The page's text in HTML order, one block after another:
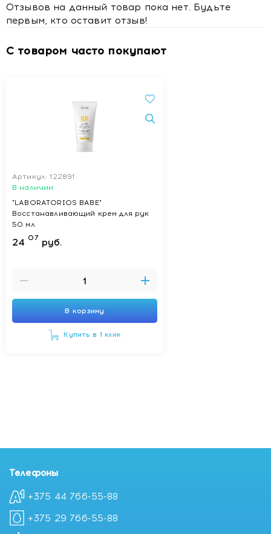
Отзывов на данный товар пока нет. Будьте
первым, кто оставит отзыв!
С товаром часто покупают
Артикул: 122891
В наличии
"LABORATORIOS BABE"
Восстанавливающий крем для рук
50 мл
24 07 руб.
В корзину
Купить в 1 клик
Телефоны
+375 44 766-55-88
+375 29 766-55-88